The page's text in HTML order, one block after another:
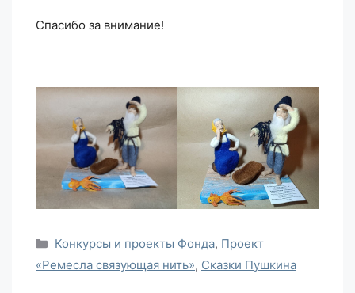
Спасибо за внимание!
Рубрики
Конкурсы и проекты Фонда, Проект
«Ремесла связующая нить», Сказки Пушкина